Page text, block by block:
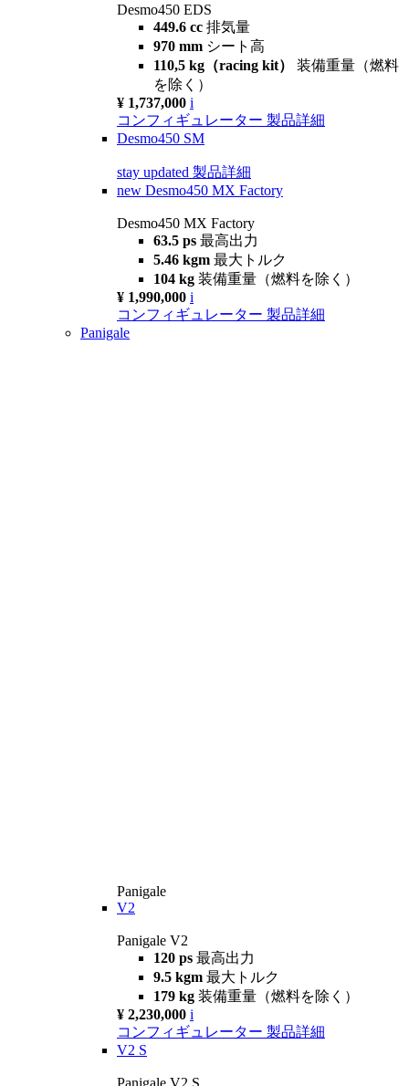
Desmo450 EDS
449.6 cc 排気量
970 mm シート高
110,5 kg（racing kit） 装備重量（燃料
を除く）
¥ 1,737,000 i
コンフィギュレーター 製品詳細
Desmo450 SM
stay updated 製品詳細
new Desmo450 MX Factory
Desmo450 MX Factory
63.5 ps 最高出力
5.46 kgm 最大トルク
104 kg 装備重量（燃料を除く）
¥ 1,990,000 i
コンフィギュレーター 製品詳細
Panigale
Panigale
V2
Panigale V2
120 ps 最高出力
9.5 kgm 最大トルク
179 kg 装備重量（燃料を除く）
¥ 2,230,000 i
コンフィギュレーター 製品詳細
V2 S
Panigale V2 S